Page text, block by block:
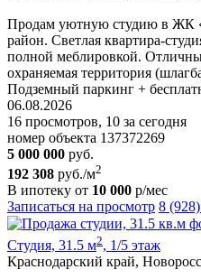
Продам уютную студию в ЖК
район. Светлая квартира-
полной меблировкой.
охраняемая территория
Подземный паркинг +
06.08.2026
16 просмотров, 10 за сегодня
номер объекта 137372269
5 000 000 руб.
192 308 руб./м2
В ипотеку от 10 000 р/мес
Записаться на просмотр 8
Студия, 31.5 м2, 1/5 этаж
Краснодарский край,